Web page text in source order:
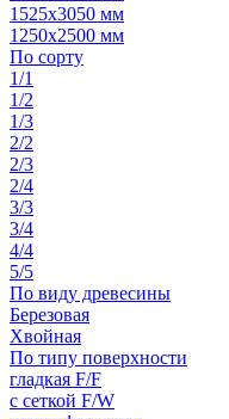
1525х3050 мм
1250х2500 мм
По сорту
1/1
1/2
1/3
2/2
2/3
2/4
3/3
3/4
4/4
5/5
По виду древесины
Березовая
Хвойная
По типу поверхности
гладкая F/F
с сеткой F/W